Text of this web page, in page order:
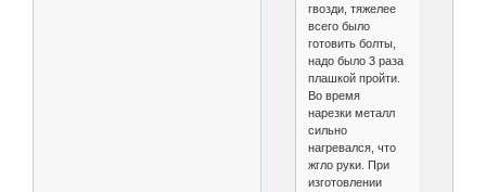
гвозди, тяжелее
всего было
готовить болты,
надо было 3 раза
плашкой пройти.
Во время
нарезки металл
сильно
нагревался, что
жгло руки. При
изготовлении